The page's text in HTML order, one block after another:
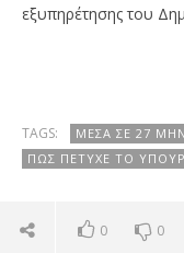
εξυπηρέτησης του
TAGS:
ΜΈΣΑ ΣΕ 27
ΠΩΣ ΠΈΤΥΧΕ ΤΟ
0 0